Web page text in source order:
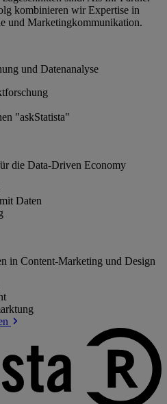
kombinieren wir Expertise in
und Marketingkommunikation.
und Datenanalyse
"askStatista"
die Data-Driven Economy
Daten
in Content-Marketing und Design